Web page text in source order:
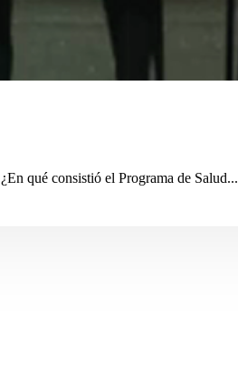
qué consistió el Programa de Salud...